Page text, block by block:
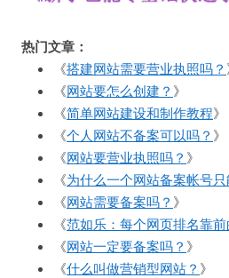
热门文章：
《搭建网站需要营业执照吗？
《网站要怎么创建？ 》
《简单网站建设和制作教程》
《个人网站不备案可以吗？ 》
《网站要营业执照吗？ 》
《为什么一个网站备案帐号
《网站需要备案吗？ 》
《范如乐：每个网页排名靠
《网站一定要备案吗？ 》
《什么叫做营销型网站？ 》